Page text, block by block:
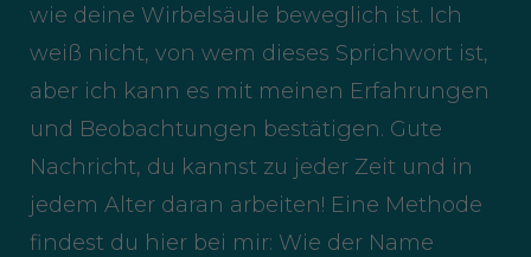
wie deine Wirbelsäule beweglich ist. Ich
weiß nicht, von wem dieses Sprichwort ist,
aber ich kann es mit meinen Erfahrungen
und Beobachtungen bestätigen. Gute
Nachricht, du kannst zu jeder Zeit und in
jedem Alter daran arbeiten! Eine Methode
findest du hier bei mir: Wie der Name